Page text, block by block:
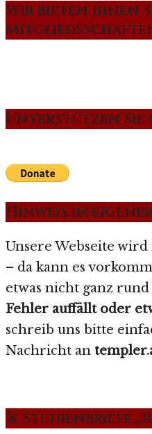
Wir bieten Ihnen
Unterstützen Sie
Hinweis in
Unsere Webseite
– da kann es
etwas nicht ganz rund
Fehler auffällt oder
schreib uns bitte
Nachricht an
⚔️ Studienbriefe